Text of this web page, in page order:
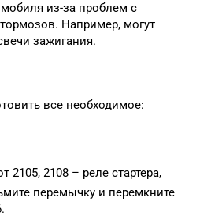
из-за проблем с
Например, могут
зажигания.
все необходимое:
2105, 2108 – реле стартера,
перемычку и перемкните